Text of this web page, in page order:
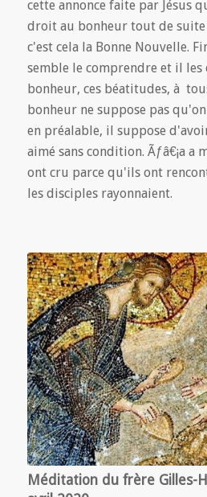
cette annonce faite par Jésus
droit au bonheur tout de
c'est cela la Bonne Nouvelle.
semble le comprendre et il les
bonheur, ces béatitudes, à
bonheur ne suppose pas
en préalable, il suppose
aimé sans condition. Ãƒâ€¡a a
ont cru parce qu'ils ont
les disciples rayonnaient.
Méditation du frère Gilles-